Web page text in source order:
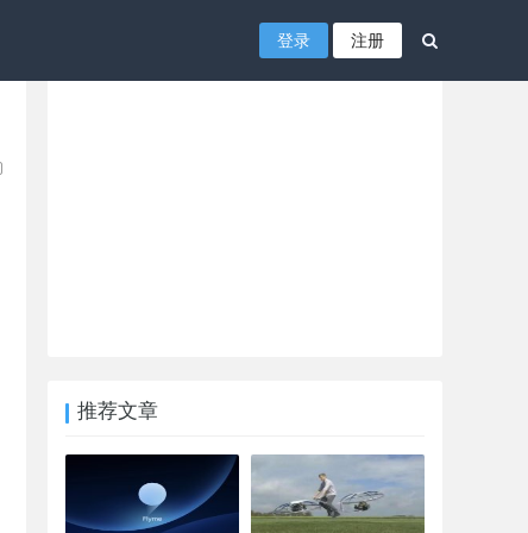
登录 注册
推荐文章